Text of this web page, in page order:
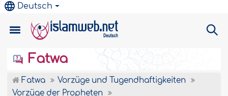
Deutsch
Fatwa
Fatwa
Vorzüge und Tugendhaftigkeiten
Vorzüge der Propheten